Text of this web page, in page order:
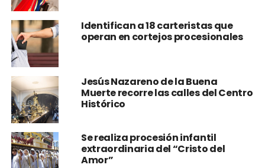
Identifican a 18 carteristas que
operan en cortejos procesionales
Jesús Nazareno de la Buena
Muerte recorre las calles del Centro
Histórico
Se realiza procesión infantil
extraordinaria del “Cristo del
Amor”